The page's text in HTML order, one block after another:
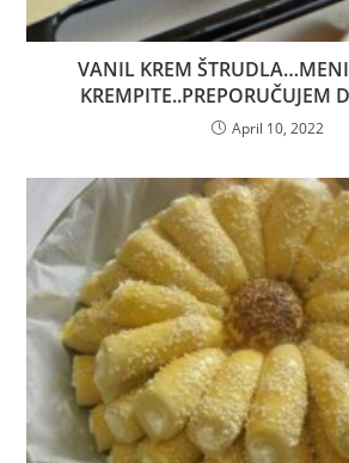
VANIL KREM
KREMPITE..PREPORUČUJEM
April 10, 2022